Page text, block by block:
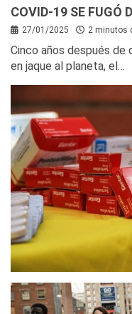
COVID-19 SE FUGÓ
27/01/2025 2 minutos
Cinco años después de
en jaque al planeta, el…